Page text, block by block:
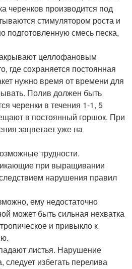
черенков производится под
стимулятором роста и
подготовленную смесь песка,
целлофановым
где сохраняется постоянная
нужно время от времени для
Полив должен быть
черенки в течения 1-1, 5
в постоянный горшок. При
зацветает уже на
трудности.
при выращивании
нарушения правил
ему недостаточно
может быть сильная нехватка
и привыкло к
листья. Нарушение
избегать перелива